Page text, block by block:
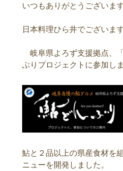
いつもありがとうございます
日本料理ひら井でございます
岐阜県よろず支援拠点、
ぶりプロジェクトに参加しま
鮎と２品以上の県産食材を
ニューを開発しました。